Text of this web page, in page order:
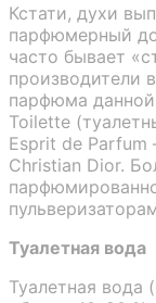
Кстати, духи
парфюмерный
часто бывает
производители
парфюма
Toilette
Esprit de Parfum
Christian Dior.
Туалетная вода
Туалетная вода